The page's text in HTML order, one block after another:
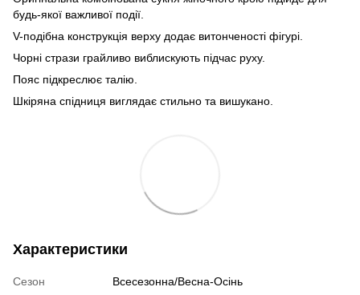
будь-якої важливої події.
V-подібна конструкція верху додає витонченості фігурі.
Чорні стрази грайливо виблискують підчас руху.
Пояс підкреслює талію.
Шкіряна спідниця виглядає стильно та вишукано.
Характеристики
Сезон
Всесезонна/Весна-Осінь